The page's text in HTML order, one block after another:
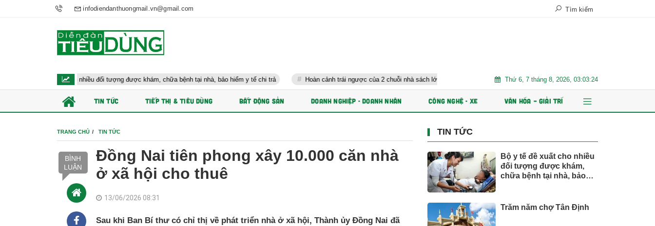
infodiendanthuongmail.vn@gmail.com Tìm kiếm
tế đề xuất cho nhiều đối tượng được khám, chữa bệnh tại nhà, bảo hiểm y tế chi trả Hoàn cảnh trái ngược của 2 chuỗi nhà sách lớn nhất Việt Nam Trăm năm chợ Tân Định AI và dữ liệu định hình
Thứ 6, 7 tháng 8, 2026, 03:03:26
TIN TỨC TIẾP THỊ & TIÊU DÙNG BẤT ĐỘNG SẢN DOANH NGHIỆP - DOANH NHÂN CÔNG NGHỆ - XE VĂN HÓA – GIẢI TRÍ
TRANG CHỦ TIN TỨC
BÌNH
LUẬN
Đồng Nai tiên phong xây 10.000 căn nhà
ở xã hội cho thuê
13/06/2026 08:31
Sau khi Ban Bí thư có chỉ thị về phát triển nhà ở xã hội, Thành ủy Đồng Nai đã
TIN TỨC
Bộ y tế đề xuất cho nhiều
đối tượng được khám,
chữa bệnh tại nhà, bảo
Trăm năm chợ Tân Định